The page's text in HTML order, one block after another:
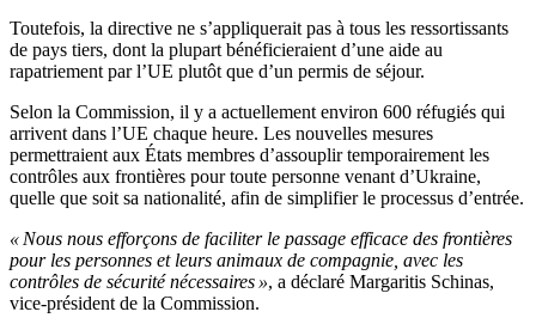
Toutefois, la directive ne s’appliquerait pas à tous les ressortissants
de pays tiers, dont la plupart bénéficieraient d’une aide au
rapatriement par l’UE plutôt que d’un permis de séjour.
Selon la Commission, il y a actuellement environ 600 réfugiés qui
arrivent dans l’UE chaque heure. Les nouvelles mesures
permettraient aux États membres d’assouplir temporairement les
contrôles aux frontières pour toute personne venant d’Ukraine,
quelle que soit sa nationalité, afin de simplifier le processus d’entrée.
« Nous nous efforçons de faciliter le passage efficace des frontières
pour les personnes et leurs animaux de compagnie, avec les
contrôles de sécurité nécessaires », a déclaré Margaritis Schinas,
vice-président de la Commission.